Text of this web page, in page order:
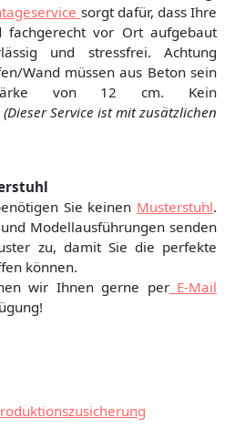
sorgt dafür, dass Ihre
fachgerecht vor Ort aufgebaut
und stressfrei. Achtung
Wand müssen aus Beton sein
von 12 cm. Kein
(Dieser Service ist mit zusätzlichen
Sie keinen Musterstuhl.
Modellausführungen senden
zu, damit Sie die perfekte
können.
wir Ihnen gerne perE-Mail